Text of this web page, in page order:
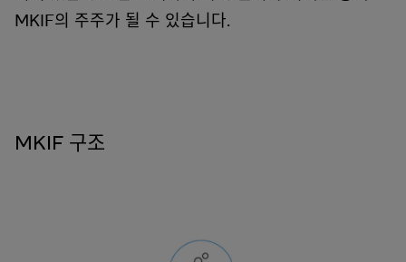
MKIF의 주주가 될 수 있습니다.
MKIF 구조